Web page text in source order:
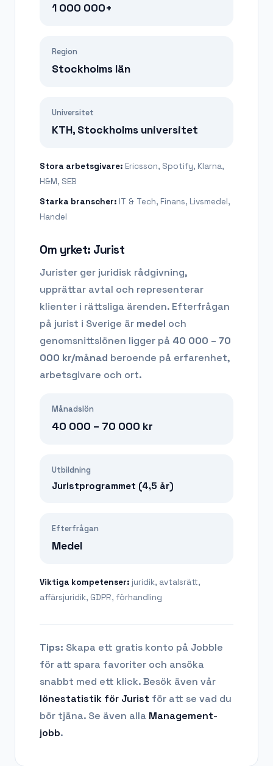
1 000 000+
Region
Stockholms län
Universitet
KTH, Stockholms universitet
Stora arbetsgivare: Ericsson, Spotify, Klarna,
H&M, SEB
Starka branscher: IT & Tech, Finans, Livsmedel,
Handel
Om yrket: Jurist
Jurister ger juridisk rådgivning,
upprättar avtal och representerar
klienter i rättsliga ärenden. Efterfrågan
på jurist i Sverige är medel och
genomsnittslönen ligger på 40 000 – 70
000 kr/månad beroende på erfarenhet,
arbetsgivare och ort.
Månadslön
40 000 – 70 000 kr
Utbildning
Juristprogrammet (4,5 år)
Efterfrågan
Medel
Viktiga kompetenser: juridik, avtalsrätt,
affärsjuridik, GDPR, förhandling
Tips: Skapa ett gratis konto på Jobble
för att spara favoriter och ansöka
snabbt med ett klick. Besök även vår
lönestatistik för Jurist för att se vad du
bör tjäna. Se även alla Management-
jobb.